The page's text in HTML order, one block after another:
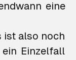
eine
ist also noch
Einzelfall